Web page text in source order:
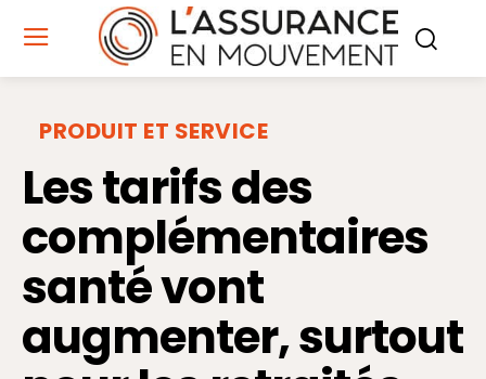
PRODUIT ET SERVICE
Les tarifs des
complémentaires
santé vont
augmenter, surtout